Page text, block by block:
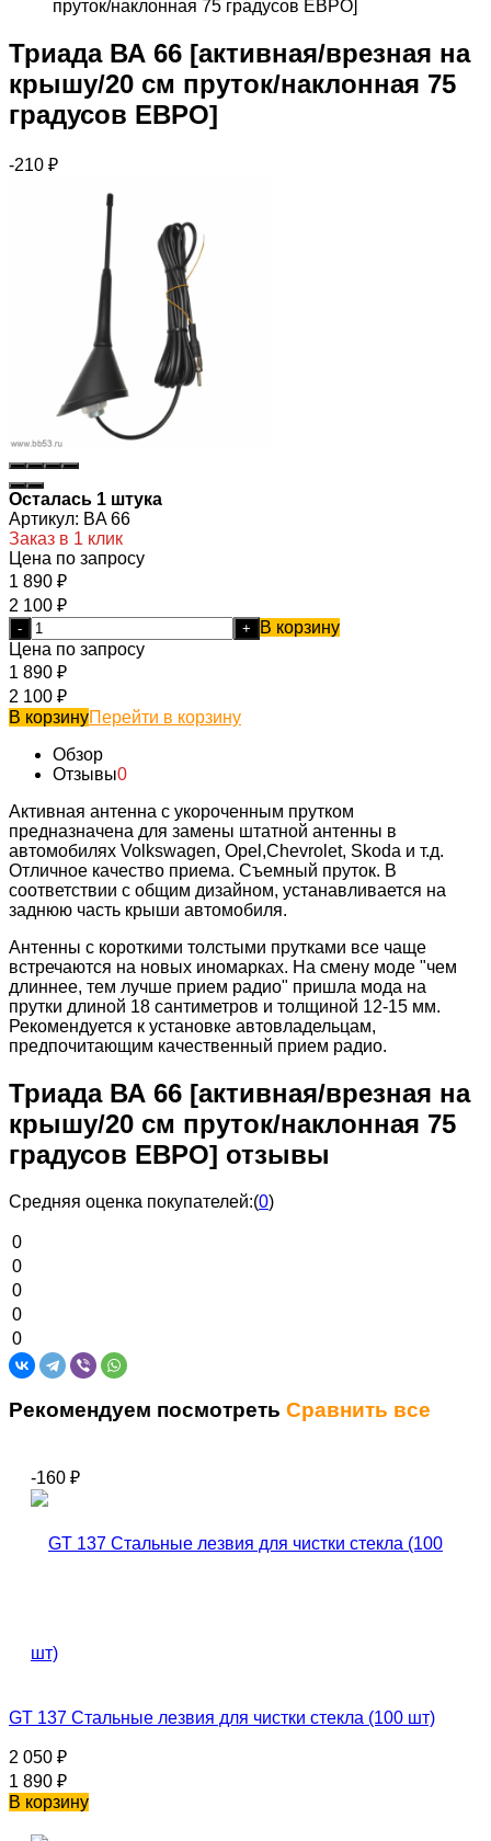
пруток/наклонная 75 градусов ЕВРО]
Триада ВА 66 [активная/врезная на
крышу/20 см пруток/наклонная 75
градусов ЕВРО]
-210 ₽
Осталась 1 штука
Артикул: BA 66
Заказ в 1 клик
Цена по запросу
1 890 ₽
2 100 ₽
- +
В корзину
Цена по запросу
1 890 ₽
2 100 ₽
В корзинуПерейти в корзину
Обзор
Отзывы0
Активная антенна с укороченным прутком
предназначена для замены штатной антенны в
автомобилях Volkswagen, Opel,Chevrolet, Skoda и т.д.
Отличное качество приема. Съемный пруток. В
соответствии с общим дизайном, устанавливается на
заднюю часть крыши автомобиля.
Антенны с короткими толстыми прутками все чаще
встречаются на новых иномарках. На смену моде "чем
длиннее, тем лучше прием радио" пришла мода на
прутки длиной 18 сантиметров и толщиной 12-15 мм.
Рекомендуется к установке автовладельцам,
предпочитающим качественный прием радио.
Триада ВА 66 [активная/врезная на
крышу/20 см пруток/наклонная 75
градусов ЕВРО] отзывы
Средняя оценка покупателей:(0)
0
0
0
0
0
Рекомендуем посмотреть Сравнить все
-160 ₽
GT 137 Стальные лезвия для чистки стекла (100 шт)
2 050 ₽
1 890 ₽
В корзину